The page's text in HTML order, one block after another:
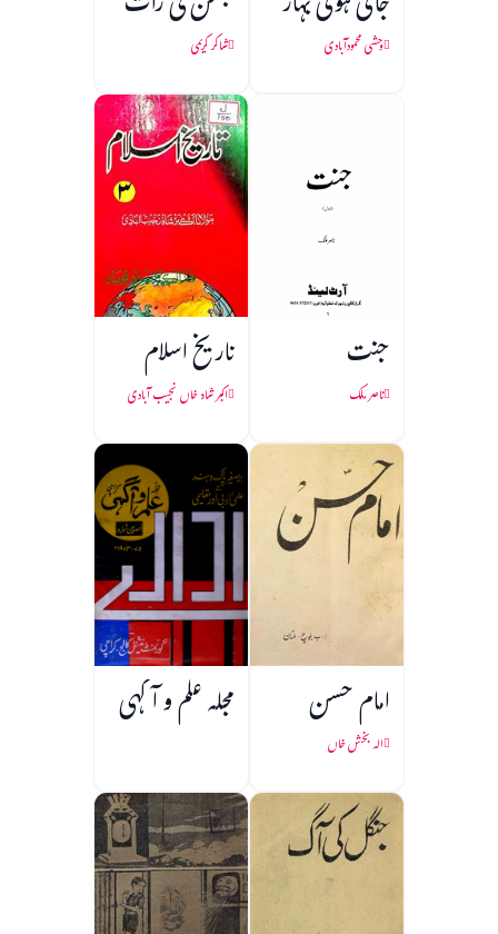
وحشی محمودآبادی شاکر کریمی
جنت
ناصر ملک
تاریخ اسلام
اکبر شاہ خاں نجیب آبادی
امام حسن
الہ بخش خاں
مجلہ علم و آگہی